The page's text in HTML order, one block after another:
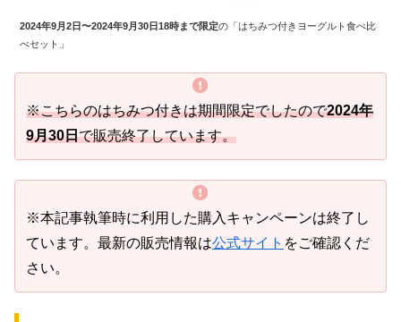
2024年9月2日〜2024年9月30日18時まで限定の「はちみつ付きヨーグルト食べ比
べセット」
※こちらのはちみつ付きは期間限定でしたので2024年
9月30日で販売終了しています。
※本記事執筆時に利用した購入キャンペーンは終了し
ています。最新の販売情報は公式サイト をご確認くだ
さい。